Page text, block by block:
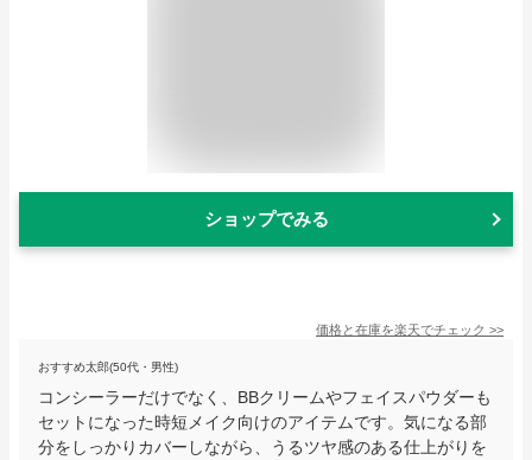
ショップでみる
価格と在庫を楽天でチェック >>
おすすめ太郎(50代・男性)
コンシーラーだけでなく、BBクリームやフェイスパウダーも
セットになった時短メイク向けのアイテムです。気になる部
分をしっかりカバーしながら、うるツヤ感のある仕上がりを